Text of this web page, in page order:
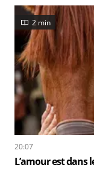
2 min
20:07
L’amour est dans